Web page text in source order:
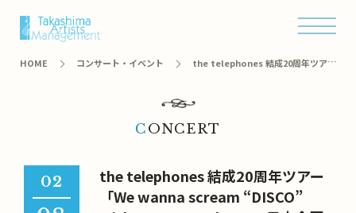
HOME コンサート・イベント
the telephones 結成20周年ツアー
CONCERT
the telephones 結成20周年ツアー
「We wanna scream “DISCO”
02